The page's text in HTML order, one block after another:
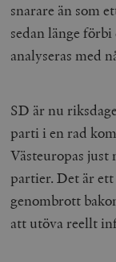
snarare än som
sedan länge
analyseras med
SD är nu
parti i en rad
Västeuropas just
partier. Det är
genombrott
att utöva reellt